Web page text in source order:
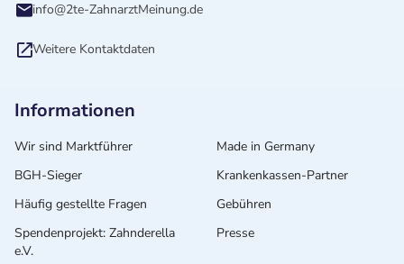
info@2te-ZahnarztMeinung.de
Weitere Kontaktdaten
Informationen
Wir sind Marktführer
Made in Germany
BGH-Sieger
Krankenkassen-Partner
Häufig gestellte Fragen
Gebühren
Spendenprojekt: Zahnderella
e.V.
Presse